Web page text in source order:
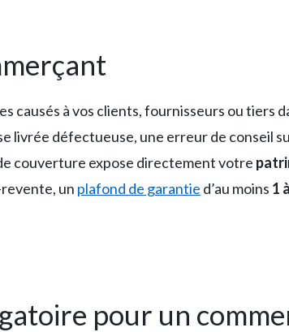
causés à vos clients, fournisseurs ou
livrée défectueuse, une erreur de conseil
couverture expose directement votre
un plafond de garantie d’au moins 1
pour un